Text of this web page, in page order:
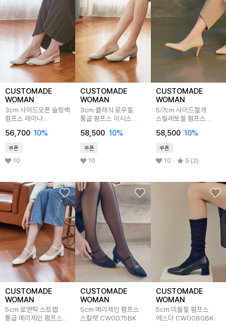
CUSTOMADE
WOMAN
3cm 사이드오픈 슬링백
펌프스 레이나
56,700 10%
쿠폰
10
CUSTOMADE
WOMAN
3cm 클래식 로우힐
통굽 펌프스 이시스
58,500 10%
쿠폰
10
CUSTOMADE
WOMAN
5/7cm 사이드절개
스틸레토힐 펌프스
58,500 10%
쿠폰
10 5 (2)
CUSTOMADE
WOMAN
5cm 로맨틱 스트랩
통굽 메리제인 펌프스
CUSTOMADE
WOMAN
5cm 메리제인 펌프스
스칼렛 CW0075BK
CUSTOMADE
WOMAN
5cm 미들힐 펌프스
에스더 CW0080BK